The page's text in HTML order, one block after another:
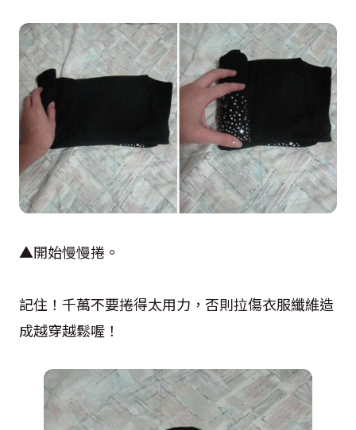
▲開始慢慢捲。
記住！千萬不要捲得太用力，否則拉傷衣服纖維造
成越穿越鬆喔！